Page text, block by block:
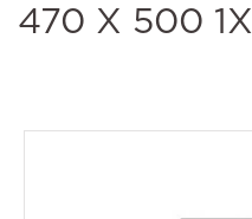
470 X 500 1X